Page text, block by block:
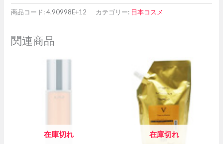
商品コード:4.90998E+12 カテゴリー: 日本コスメ
関連商品
在庫切れ 在庫切れ